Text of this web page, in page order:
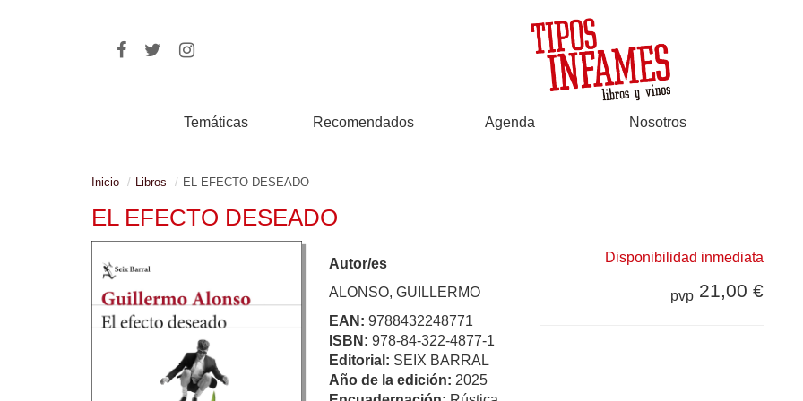
Temáticas Recomendados Agenda Nosotros
Inicio Libros EL EFECTO DESEADO
EL EFECTO DESEADO
Autor/es
ALONSO, GUILLERMO
EAN: 9788432248771
ISBN: 978-84-322-4877-1
Editorial: SEIX BARRAL
Año de la edición: 2025
Disponibilidad inmediata
pvp 21,00 €